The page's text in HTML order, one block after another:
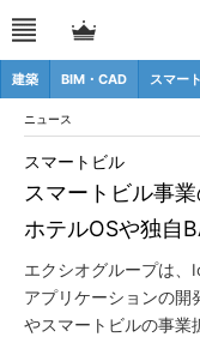
建築 BIM・CAD スマー
ニュース
スマートビル事
ホテルOSや独自
スマートビル
エクシオグループは、
アプリケーションの開
やスマートビルの事業